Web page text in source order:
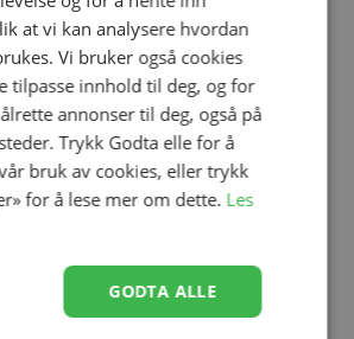
Helledussen, Deep Oak
kr 167,40
Baby Jogger City Elite.
at vi kan analysere hvordan
Vi bruker også cookies
tilpasse innhold til deg, og for
annonser til deg, også på
Trykk Godta elle for å
bruk av cookies, eller trykk
for å lese mer om dette. Les
GODTA ALLE